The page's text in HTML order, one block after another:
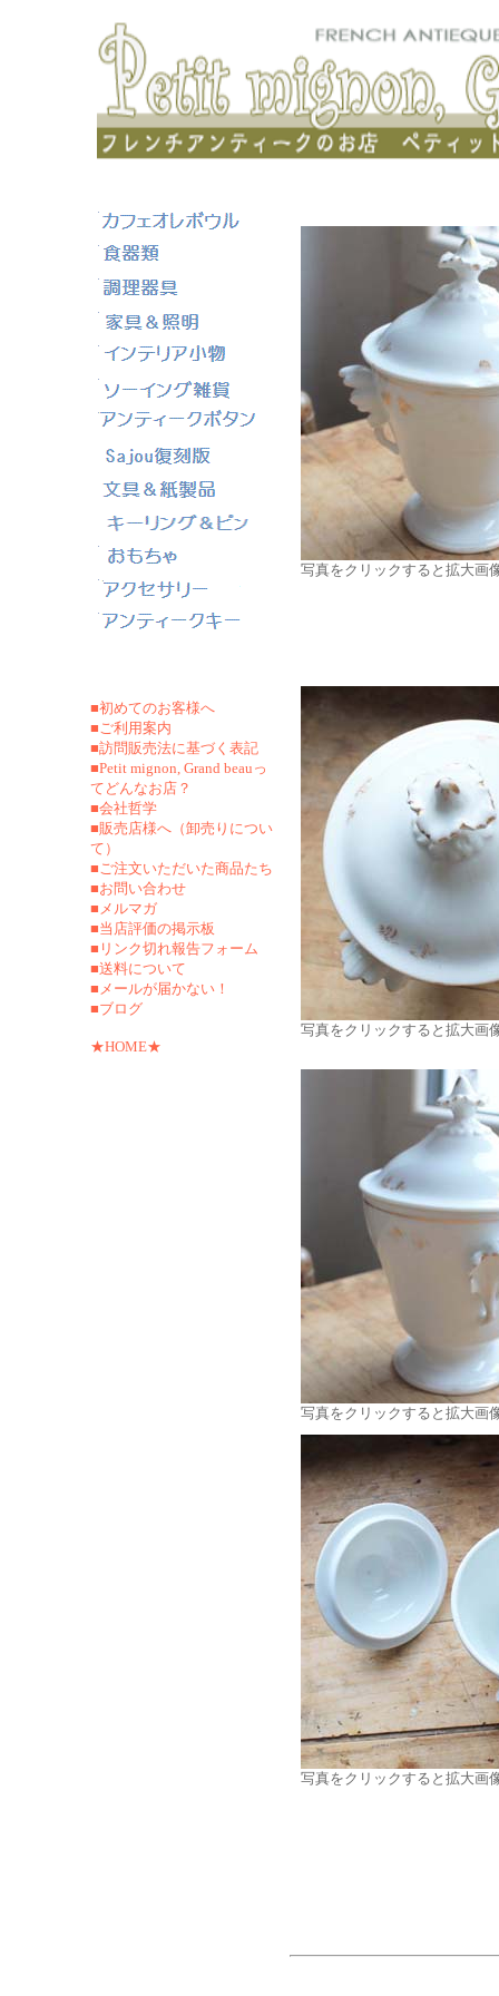
■初めてのお客様へ
■ご利用案内
■訪問販売法に基づく表記
■Petit mignon, Grand beauっ
てどんなお店？
■会社哲学
■販売店様へ（卸売りについ
て）
■ご注文いただいた商品たち
■お問い合わせ
■メルマガ
■当店評価の掲示板
■リンク切れ報告フォーム
■送料について
■メールが届かない！
■ブログ
★HOME★
写真をクリックすると拡大画
写真をクリックすると拡大画
写真をクリックすると拡大画
写真をクリックすると拡大画